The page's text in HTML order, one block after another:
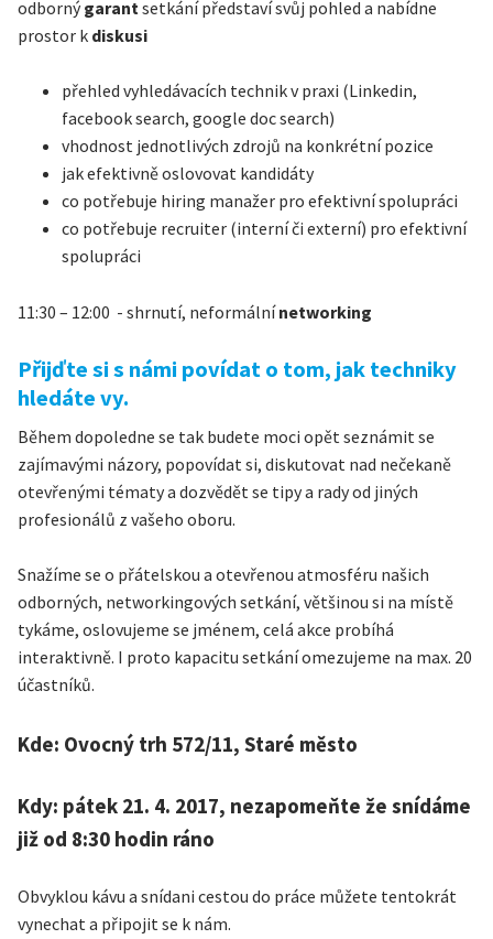
odborný garant setkání představí svůj pohled a nabídne
prostor k diskusi
přehled vyhledávacích technik v praxi (Linkedin,
facebook search, google doc search)
vhodnost jednotlivých zdrojů na konkrétní pozice
jak efektivně oslovovat kandidáty
co potřebuje hiring manažer pro efektivní spolupráci
co potřebuje recruiter (interní či externí) pro efektivní
spolupráci
11:30 – 12:00 - shrnutí, neformálnínetworking
Přijďte si s námi povídat o tom, jak techniky
hledáte vy.
Během dopoledne se tak budete moci opět seznámit se
zajímavými názory, popovídat si, diskutovat nad nečekaně
otevřenými tématy a dozvědět se tipy a rady od jiných
profesionálů z vašeho oboru.
Snažíme se o přátelskou a otevřenou atmosféru našich
odborných, networkingových setkání, většinou si na místě
tykáme, oslovujeme se jménem, celá akce probíhá
interaktivně. I proto kapacitu setkání omezujeme na max. 20
účastníků.
Kde: Ovocný trh 572/11, Staré město
Kdy: pátek 21. 4. 2017, nezapomeňte že snídáme
již od 8:30 hodin ráno
Obvyklou kávu a snídani cestou do práce můžete tentokrát
vynechat a připojit se k nám.